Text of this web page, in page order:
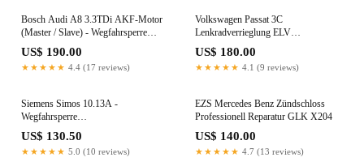
Bosch Audi A8 3.3TDi AKF-Motor
(Master / Slave) - Wegfahrsperre
Deaktivieren,WFS,IMMO OFF,VAG
VW AUDI SKODA SEAT
US$ 190.00
★★★★★ 4.4 (17 reviews)
Volkswagen Passat 3C
Lenkradverrieglung ELV
US$ 180.00
★★★★★ 4.1 (9 reviews)
Siemens Simos 10.13A -
Wegfahrsperre
Deaktivieren,WFS,IMMO OFF,VAG
VW AUDI SKODA SEAT
US$ 130.50
★★★★★ 5.0 (10 reviews)
EZS Mercedes Benz Zündschloss
Professionell Reparatur GLK X204
US$ 140.00
★★★★★ 4.7 (13 reviews)